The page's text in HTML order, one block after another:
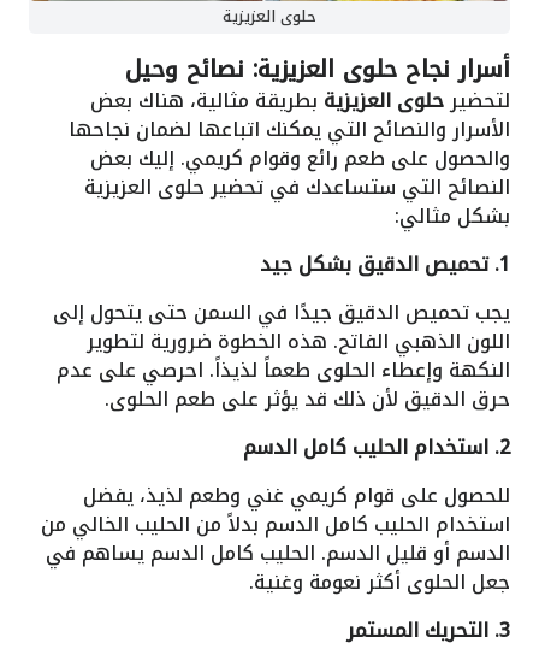
حلوى العزيزية
أسرار نجاح حلوى العزيزية: نصائح وحيل
لتحضيرحلوى العزيزية بطريقة مثالية، هناك بعض
الأسرار والنصائح التي يمكنك اتباعها لضمان نجاحها
والحصول على طعم رائع وقوام كريمي. إليك بعض
النصائح التي ستساعدك في تحضير حلوى العزيزية
بشكل مثالي:
1. تحميص الدقيق بشكل جيد
يجب تحميص الدقيق جيدًا في السمن حتى يتحول إلى
اللون الذهبي الفاتح. هذه الخطوة ضرورية لتطوير
النكهة وإعطاء الحلوى طعماً لذيذاً. احرصي على عدم
حرق الدقيق لأن ذلك قد يؤثر على طعم الحلوى.
2. استخدام الحليب كامل الدسم
للحصول على قوام كريمي غني وطعم لذيذ، يفضل
استخدام الحليب كامل الدسم بدلاً من الحليب الخالي من
الدسم أو قليل الدسم. الحليب كامل الدسم يساهم في
جعل الحلوى أكثر نعومة وغنية.
3. التحريك المستمر